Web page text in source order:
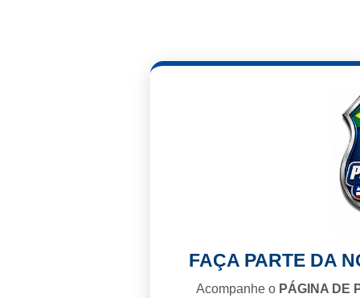
FAÇA PARTE DA
Acompanhe o PÁGINA DE